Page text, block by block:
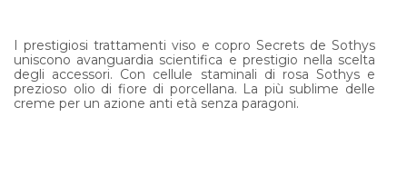
I prestigiosi trattamenti viso e copro Secrets de Sothys
uniscono avanguardia scientifica e prestigio nella scelta
degli accessori. Con cellule staminali di rosa Sothys e
prezioso olio di fiore di porcellana. La più sublime delle
creme per un azione anti età senza paragoni.